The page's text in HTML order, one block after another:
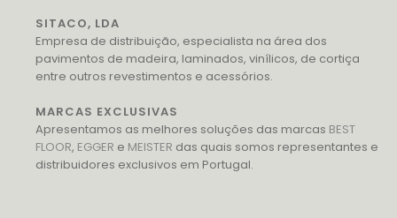
SITACO, LDA
Empresa de distribuição, especialista na área dos
pavimentos de madeira, laminados, vinílicos, de cortiça
entre outros revestimentos e acessórios.
MARCAS EXCLUSIVAS
Apresentamos as melhores soluções das marcas BEST
FLOOR, EGGER e MEISTER das quais somos representantes e
distribuidores exclusivos em Portugal.